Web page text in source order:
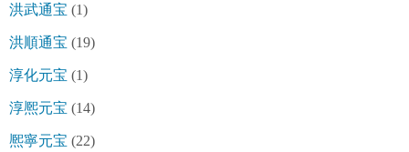
洪武通宝 (1)
洪順通宝 (19)
淳化元宝 (1)
淳熈元宝 (14)
熈寧元宝 (22)